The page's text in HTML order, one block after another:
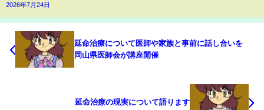
2026年7月24日
延命治療について医師や家族と事前に話し合いを
岡山県医師会が講座開催
延命治療の現実について語ります